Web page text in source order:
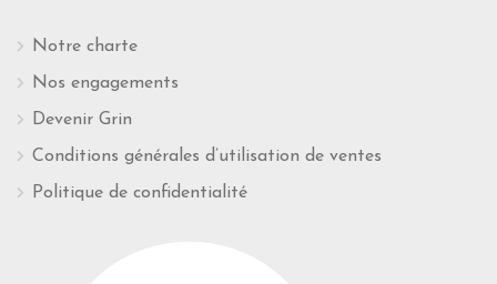
Notre charte
Nos engagements
Devenir Grin
Conditions générales d’utilisation de ventes
Politique de confidentialité